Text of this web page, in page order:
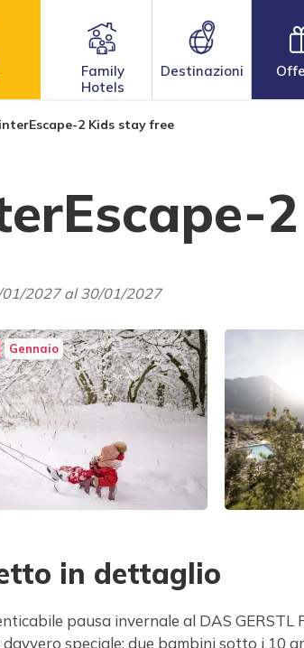
Family
Hotels
Destinazioni
2 Kids stay free
2027 al 30/01/2027
Gennaio
in dettaglio
pausa invernale al DAS GERSTL
speciale: due bambini sotto i 10